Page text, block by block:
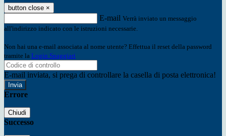
button close ×
E-mail Verrà inviato un messaggio
all'indirizzo indicato con le istruzioni necessarie.
Non hai una e-mail associata al nome utente? Effettua il reset della password
tramite la Login Spaggiari
E-mail inviata, si prega di controllare la casella di posta elettronica!
Errore
Chiudi
Successo